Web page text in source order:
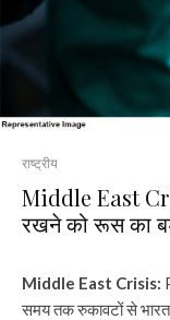
राष्ट्रीय
Middle East
रखने को रूस का
Middle East Crisis:
समय तक रुकावटों से